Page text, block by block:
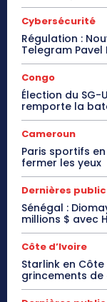
Cybersécurité
Régulation :
Telegram Pavel
Congo
Élection du SG-
remporte la
Cameroun
Paris sportifs
fermer les yeux
Dernières
Sénégal :
millions $ avec
Côte d’Ivoire
Starlink en
grincements de